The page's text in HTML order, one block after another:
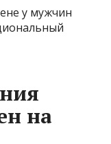
у мужчин
на